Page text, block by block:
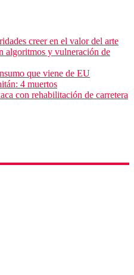
creer en el valor del arte
algoritmos y vulneración de
que viene de EU
4 muertos
con rehabilitación de carretera